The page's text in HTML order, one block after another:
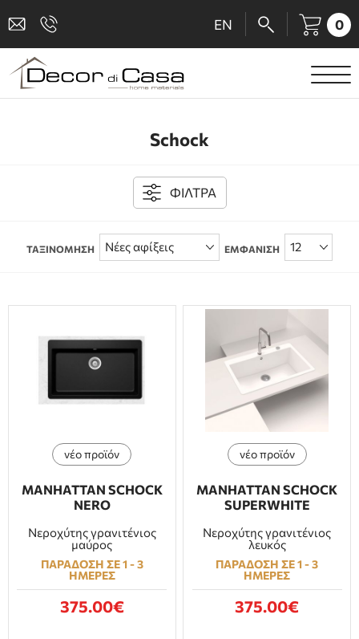
EN 0
ΕΙΔΗ ΥΓΙΕΙΝΗΣ
ΑΞΕΣΟΥΑΡ ΜΠΑΝΙΟΥ
ΚΟΥΖΙΝΑ
ΑΜΕΑ
ΤΖΑΚΙ
Schock
ΦΙΛΤΡΑ
ΤΑΞΙΝΟΜΗΣΗ ΕΜΦΑΝΙΣΗ
νέο προϊόν
MANHATTAN SCHOCK
NERO
Νεροχύτης γρανιτένιος
μαύρος
ΠΑΡΑΔΟΣΗ ΣΕ 1 - 3
ΗΜΕΡΕΣ
375.00€
νέο προϊόν
MANHATTAN SCHOCK
SUPERWHITE
Νεροχύτης γρανιτένιος
λευκός
ΠΑΡΑΔΟΣΗ ΣΕ 1 - 3
ΗΜΕΡΕΣ
375.00€